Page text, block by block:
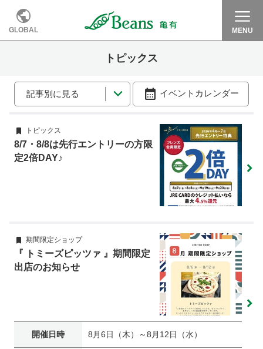
GLOBAL MENU
トピックス
記事別に見る イベントカレンダー
トピックス
8/7・8/8は先行エントリーの方限
定2倍DAY♪
期間限定ショップ
『 トミーズピッツァ 』期間限定
出店のお知らせ
開催日時 8月6日（木）～8月12日（水）